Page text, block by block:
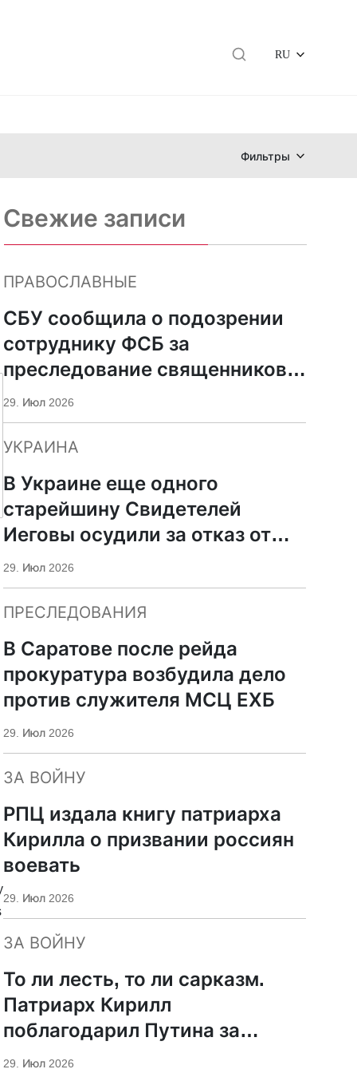
RU
Фильтры
Свежие записи
ПРАВОСЛАВНЫЕ
СБУ сообщила о подозрении
сотруднику ФСБ за
преследование священников
ПЦУ
29. Июл 2026
УКРАИНА
В Украине еще одного
старейшину Свидетелей
Иеговы осудили за отказ от
мобилизации
29. Июл 2026
ПРЕСЛЕДОВАНИЯ
В Саратове после рейда
прокуратура возбудила дело
против служителя МСЦ ЕХБ
29. Июл 2026
ЗА ВОЙНУ
РПЦ издала книгу патриарха
Кирилла о призвании россиян
воевать
29. Июл 2026
ЗА ВОЙНУ
То ли лесть, то ли сарказм.
Патриарх Кирилл
поблагодарил Путина за
защиту суверенитета и
29. Июл 2026